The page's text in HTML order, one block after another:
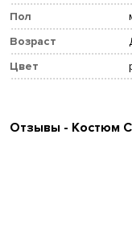
Пол
Возраст
Цвет
Отзывы - Костюм